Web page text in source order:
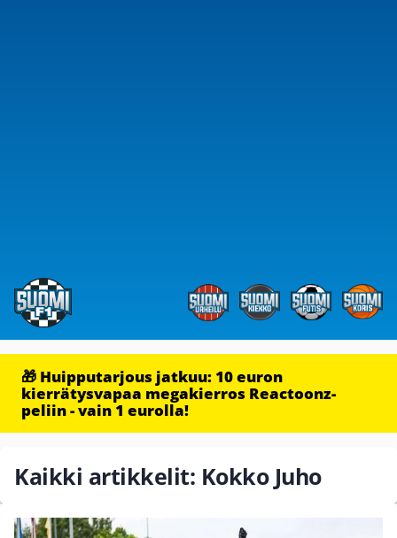
🎁 Huipputarjous jatkuu: 10 euron
kierrätysvapaa megakierros Reactoonz-
peliin - vain 1 eurolla!
Kaikki artikkelit: Kokko Juho